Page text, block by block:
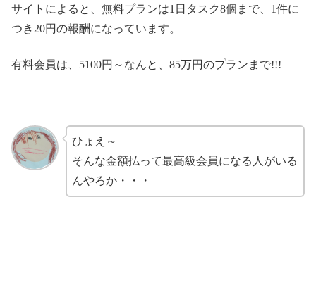
サイトによると、無料プランは1日タスク8個まで、1件に
つき20円の報酬になっています。
有料会員は、5100円～なんと、85万円のプランまで!!!
ひょえ～
そんな金額払って最高級会員になる人がいる
んやろか・・・